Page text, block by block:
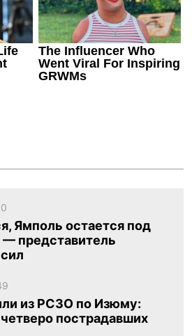
Ямполь остается под
представитель
из РСЗО по Изюму:
пострадавших